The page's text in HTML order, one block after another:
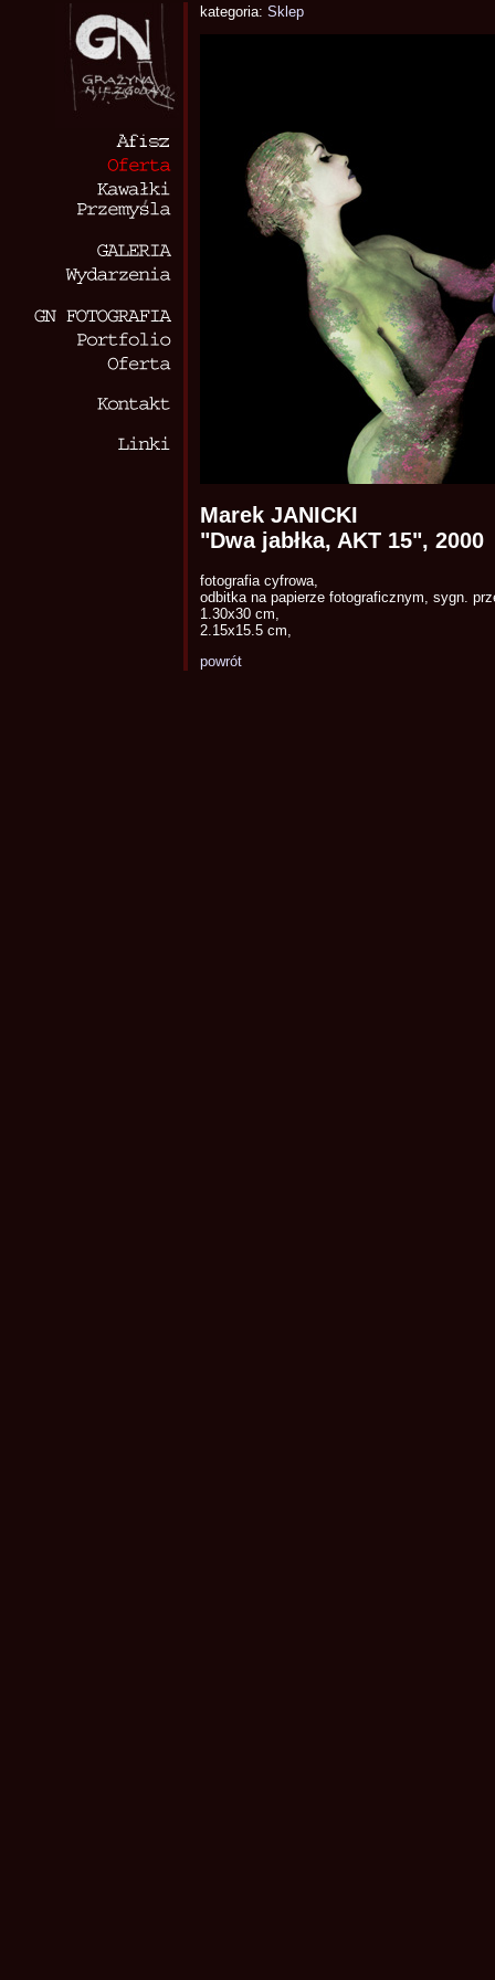
kategoria: Sklep
Marek JANICKI
"Dwa jabłka, AKT 15", 2000
fotografia cyfrowa,
odbitka na papierze fotograficznym, sygn.
1.30x30 cm,
2.15x15.5 cm,
powrót